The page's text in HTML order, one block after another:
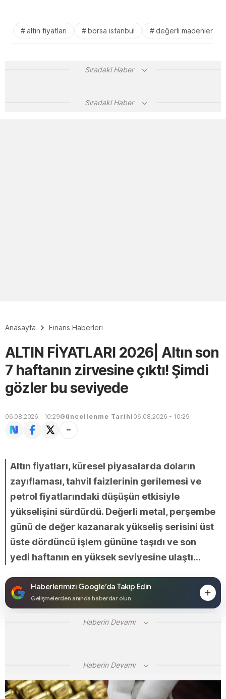
altın fiyatları borsa istanbul değerli madenler
Sıradaki Haber
Sıradaki Haber
Anasayfa Finans Haberleri
ALTIN FİYATLARI 2026| Altın son
7 haftanın zirvesine çıktı! Şimdi
gözler bu seviyede
06.08.2026 - 10:29Güncellenme Tarihi 06.08.2026 - 10:29
Altın fiyatları, küresel piyasalarda doların
zayıflaması, tahvil faizlerinin gerilemesi ve
petrol fiyatlarındaki düşüşün etkisiyle
yükselişini sürdürdü. Değerli metal, perşembe
günü de değer kazanarak yükseliş serisini üst
üste dördüncü işlem gününe taşıdı ve son
yedi haftanın en yüksek seviyesine ulaştı...
Haberlerimizi Google’da Takip Edin
Gelişmelerden anında haberdar olun.
Haberin Devamı
Haberin Devamı